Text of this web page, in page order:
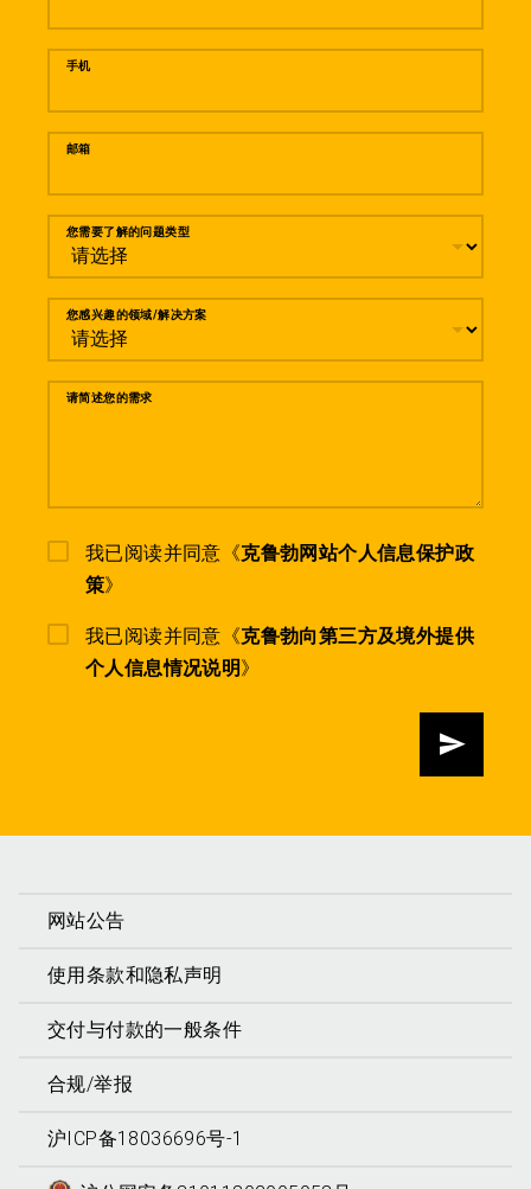
手机
邮箱
您需要了解的问题类型
您感兴趣的领域/解决方案
请简述您的需求
我已阅读并同意《克鲁勃网站个人信息保护政
策》
我已阅读并同意《克鲁勃向第三方及境外提供
个人信息情况说明》
发送
网站公告
使用条款和隐私声明
交付与付款的一般条件
合规/举报
沪ICP备18036696号-1